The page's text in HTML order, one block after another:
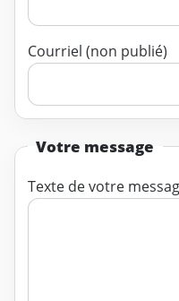
Courriel (non publié)
Votre message